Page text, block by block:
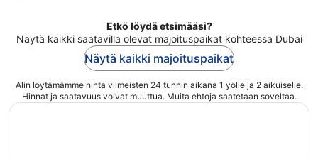
Etkö löydä etsimääsi?
Näytä kaikki saatavilla olevat majoituspaikat kohteessa Dubai
Näytä kaikki majoituspaikat
Alin löytämämme hinta viimeisten 24 tunnin aikana 1 yölle ja 2 aikuiselle.
Hinnat ja saatavuus voivat muuttua. Muita ehtoja saatetaan soveltaa.